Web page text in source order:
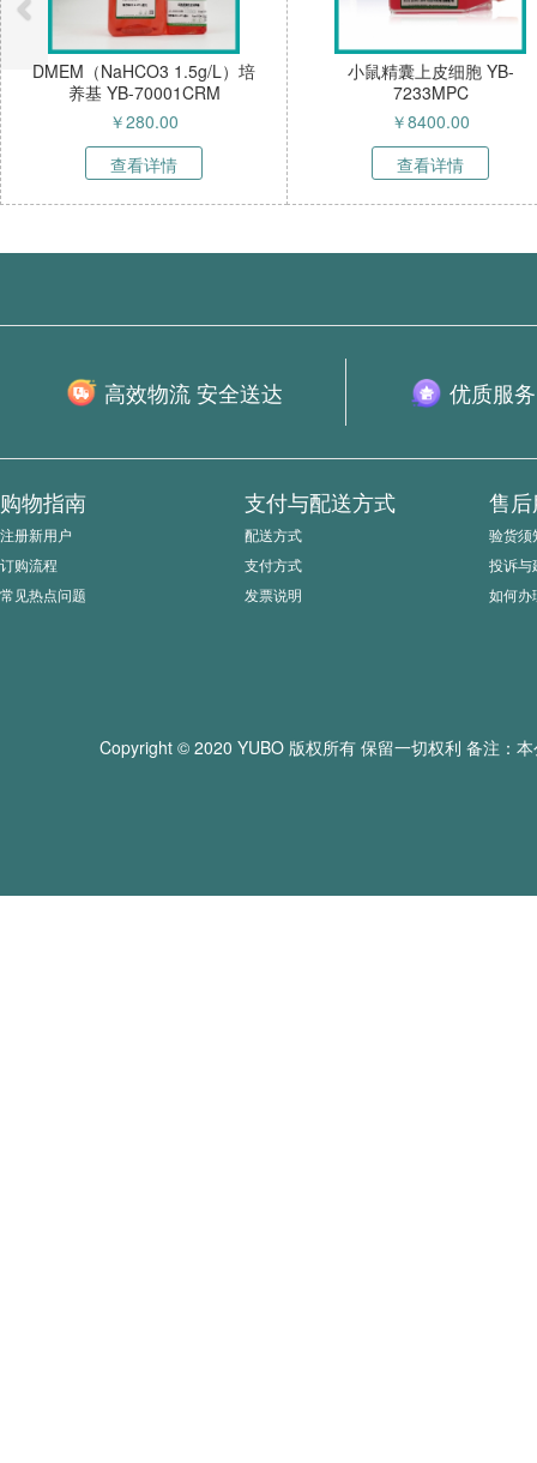
DMEM（NaHCO3 1.5g/L）培
养基 YB-70001CRM
￥280.00
查看详情
小鼠精囊上皮细胞 YB-
7233MPC
￥8400.00
查看详情
高效物流 安全送达 优质服
购物指南
注册新用户
订购流程
常见热点问题
支付与配送方式
配送方式
支付方式
发票说明
售
验货须
投诉与
如何办
Copyright © 2020 YUBO 版权所有 保留一切权利 备注：